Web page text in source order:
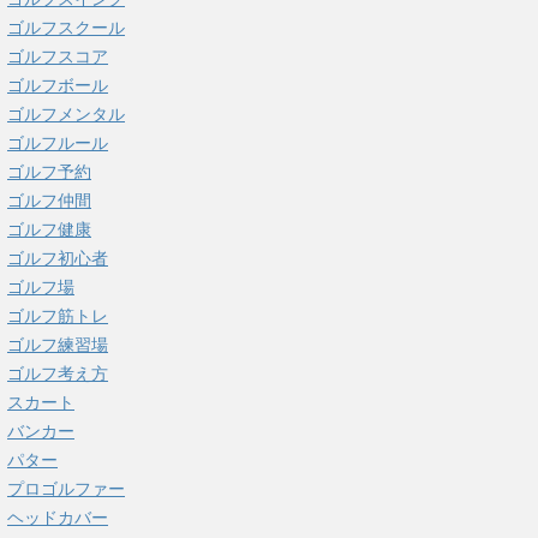
ゴルフスクール
ゴルフスコア
ゴルフボール
ゴルフメンタル
ゴルフルール
ゴルフ予約
ゴルフ仲間
ゴルフ健康
ゴルフ初心者
ゴルフ場
ゴルフ筋トレ
ゴルフ練習場
ゴルフ考え方
スカート
バンカー
パター
プロゴルファー
ヘッドカバー